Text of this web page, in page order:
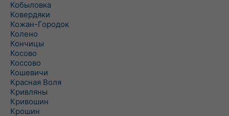
Кобыловка
Ковердяки
Кожан-Городок
Колено
Кончицы
Косово
Коссово
Кошевичи
Красная Воля
Кривляны
Кривошин
Крошин